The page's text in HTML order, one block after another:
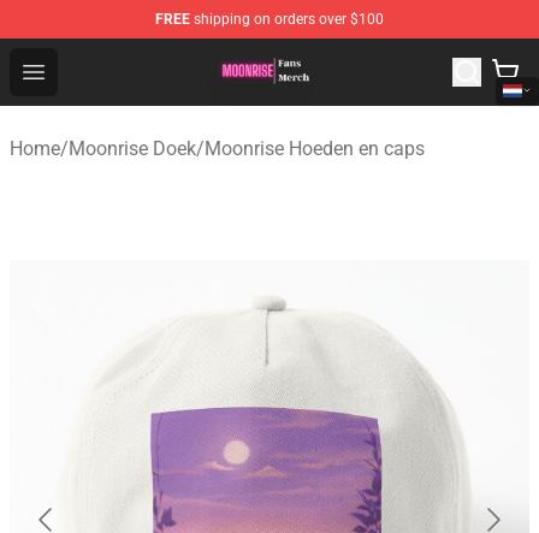
FREE shipping on orders over $100
Open menu
Moonrise Store - Official Moonrise Merchandise Shop
Home/Moonrise Doek/Moonrise Hoeden en caps